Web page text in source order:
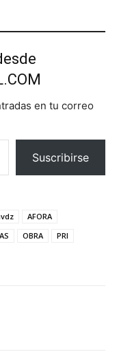
en tu correo
Suscribirse
AFORA
OBRA
PRI